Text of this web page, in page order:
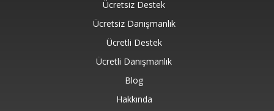
Ücretsiz Destek
Ücretsiz Danışmanlık
Ücretli Destek
Ücretli Danışmanlık
Blog
Hakkında